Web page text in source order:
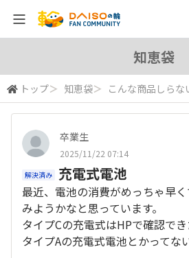
知恵袋
トップ＞ 知恵袋＞ こんな商品しらな
卒業生
2025/11/22 07:14
解決済み 充電式電池
最近、電池の消費がめっちゃ早
みようかなと思っています。
タイプCの充電式はHPで確認でき
タイプAの充電式電池とかってな